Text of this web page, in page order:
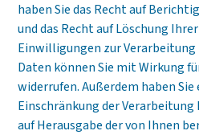
haben Sie das Recht auf
und das Recht auf Löschung
Einwilligungen zur
Daten können Sie mit Wirkung
widerrufen. Außerdem haben Sie
Einschränkung der
auf Herausgabe der von Ihnen